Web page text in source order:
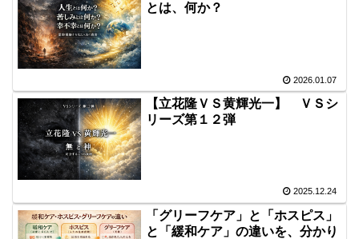
とは、何か？
2026.01.07
【立花隆ＶＳ黄輝光一】 ＶＳシ
リーズ第１２弾
2025.12.24
「グリーフケア」と「ホスピス」
と「緩和ケア」の違いを、分かり